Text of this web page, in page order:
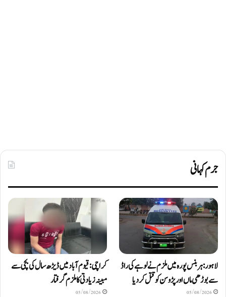
جرم کہانی
لاہور: ہربنس پورہ میں ملزم نے لوہے کی راڈ
سے بوڑھی ماں اور پڑوسن کو قتل کر دیا
05/08/2026
کراچی: قیوم آباد میں ڈیڑھ سال کی بچی سے
مبینہ زیادتی کا ملزم گرفتار
05/08/2026